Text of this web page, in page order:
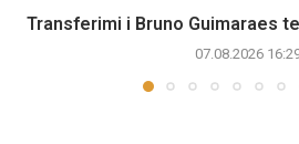
Transferimi i Bruno Guimaraes
07.08.2026